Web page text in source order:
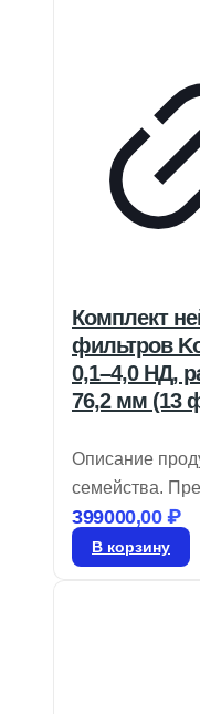
Комплект
фильтров
0,1–4,0 НД,
76,2 мм (13
Описание
семейства.
крупные
нарезаются
399000,00₽
В корзину